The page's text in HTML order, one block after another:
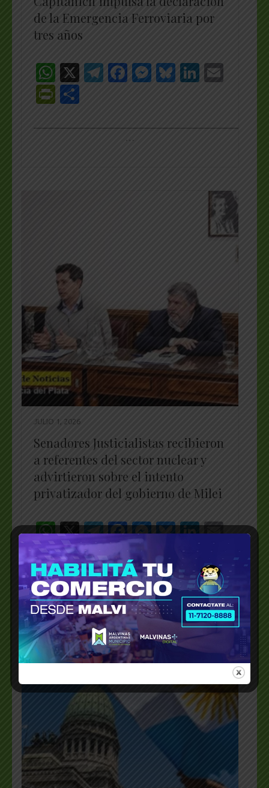
de la Emergencia Ferroviaria por
tres años
WhatsApp
X Telegram
Facebook
Messenger
Bluesky
PrintFriendly
…
JULIO 1, 2026
Senadores Justicialistas recibieron
a referentes del sector nuclear y
advirtieron sobre el intento
privatizador del gobierno de Milei
WhatsApp
X Telegram
Facebook
Messenger
Bluesky
PrintFriendly
Share
…